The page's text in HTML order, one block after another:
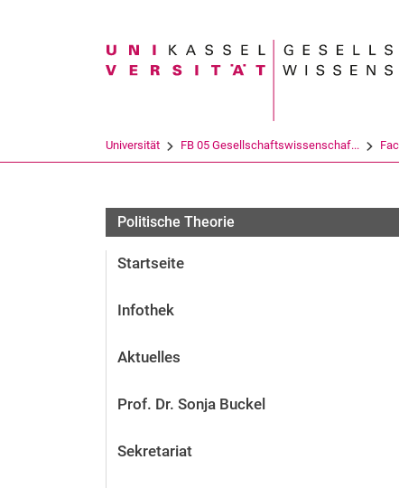
Suchbegriff
Universität FB 05 Gesellschaftswissenschaf...
Politische Theorie
Startseite
Infothek
Aktuelles
Prof. Dr. Sonja Buckel
Sekretariat